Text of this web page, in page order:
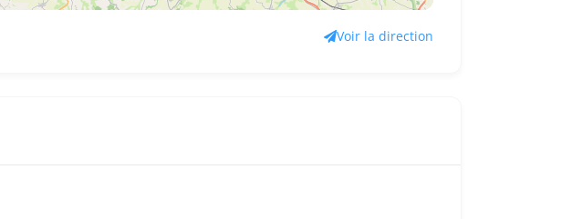
Voir la direction